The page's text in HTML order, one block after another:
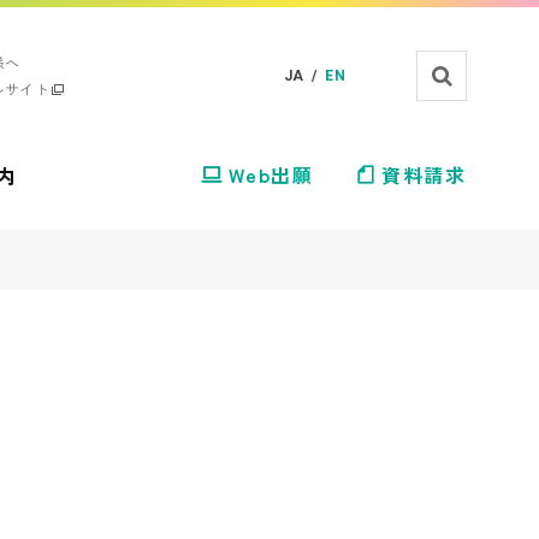
イト
JA / EN
Web出願 資料請求